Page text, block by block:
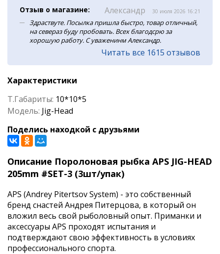
Отзыв о магазине: Александр 30 июля 2026 16:21
Здраствуте. Посылка пришла быстро, товар отличный,
на севераз буду пробовать. Всех благодсрю за
хорошую работу. С уваженинм Александр.
Читать все 1615 отзывов
Характеристики
Т.Габариты: 10*10*5
Модель: Jig-Head
Поделись находкой с друзьями
Описание Поролоновая рыбка APS JIG-HEAD
205mm #SET-3 (3шт/упак)
APS (Andrey Pitertsov System) - это собственный
бренд снастей Андрея Питерцова, в который он
вложил весь свой рыболовный опыт. Приманки и
аксессуары APS проходят испытания и
подтверждают свою эффективность в условиях
профессионального спорта.